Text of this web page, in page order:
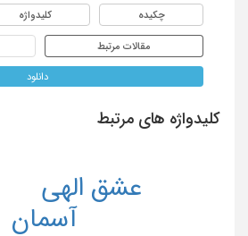
چکیده کلیدواژه
مقالات مرتبط
دانلود
کلیدواژه های مرتبط
آسمان
عشق الهی